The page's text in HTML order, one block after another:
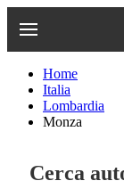
Home
Italia
Lombardia
Monza
Cerca